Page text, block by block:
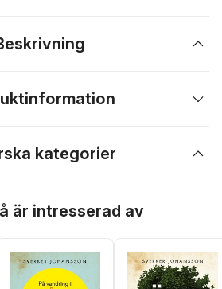
kategorier
är intresserad av